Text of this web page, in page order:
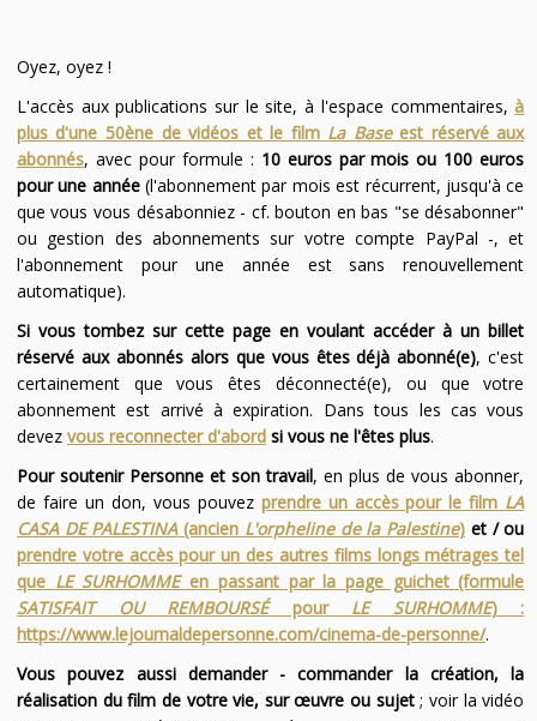
Oyez, oyez !
L'accès aux publications sur le site, à l'espace commentaires,à
plus d'une 50ène de vidéos et le film La Baseest réservé aux
abonnés, avec pour formule : 10 euros par mois ou 100 euros
pour une année(l'abonnement par mois est récurrent, jusqu'à ce
que vous vous désabonniez - cf. bouton en bas "se désabonner"
ou gestion des abonnements sur votre compte PayPal -, et
l'abonnement pour une année est sans renouvellement
automatique).
Si vous tombez sur cette page en voulant accéder à un billet
réservé aux abonnés alors que vous êtes déjà abonné(e), c'est
certainement que vous êtes déconnecté(e), ou que votre
abonnement est arrivé à expiration. Dans tous les cas vous
devez vous reconnecter d'abordsi vous ne l'êtes plus.
Pour soutenir Personne et son travail, en plus de vous abonner,
de faire un don, vous pouvez prendre un accès pour le film LA
CASA DE PALESTINA(ancien L'orpheline de la Palestine) et / ou
prendre votre accès pour un des autres films longs métrages tel
que LE SURHOMMEen passant par la page guichet (formule
SATISFAIT OU REMBOURSÉpour LE SURHOMME) :
https://www.lejournaldepersonne.com/cinema-de-personne/.
Vous pouvez aussi demander - commander la création, la
réalisation du film de votre vie, sur œuvre ou sujet; voir la vidéo